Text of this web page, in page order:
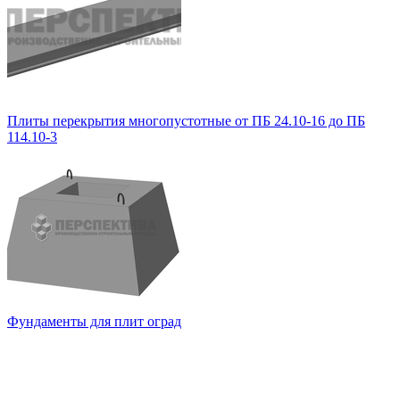
Плиты перекрытия многопустотные от ПБ 24.10-16 до ПБ
114.10-3
Фундаменты для плит оград